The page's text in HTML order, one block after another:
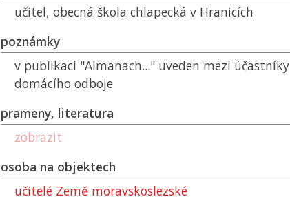
učitel, obecná škola chlapecká v Hranicích
poznámky
v publikaci "Almanach..." uveden mezi účastníky
domácího odboje
prameny, literatura
zobrazit
osoba na objektech
učitelé Země moravskoslezské